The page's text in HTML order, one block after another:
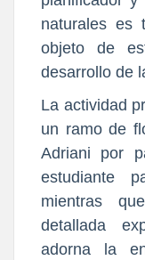
naturales es
objeto de
desarrollo de
La actividad
un ramo de
Adriani por
estudiante
mientras
detallada
adorna la